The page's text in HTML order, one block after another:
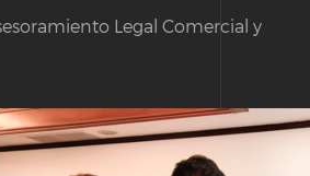
Legal Comercial y